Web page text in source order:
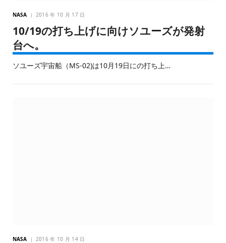
NASA 2016 年 10 月 17 日
10/19の打ち上げに向けソユーズが発射
台へ。
ソユーズ宇宙船（MS-02)は10月19日にの打ち上…
NASA 2016 年 10 月 14 日